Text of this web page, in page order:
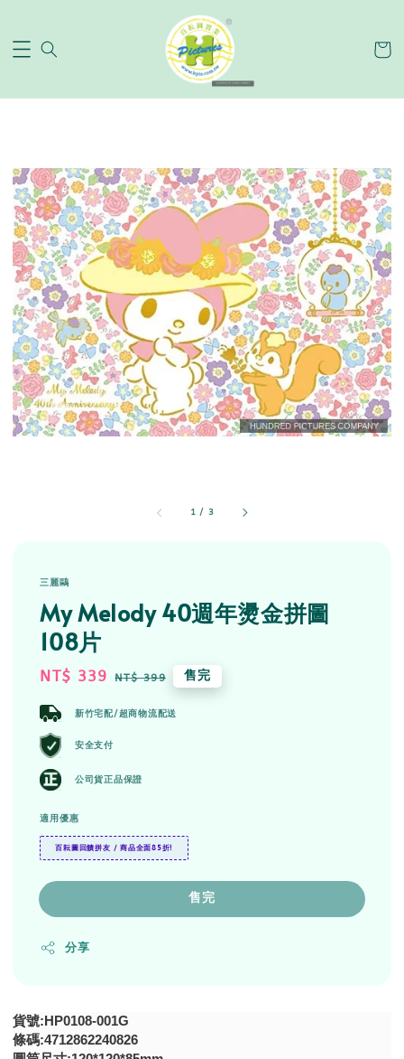
1 / 3
三麗鷗
My Melody 40週年燙金拼圖
108片
Sale
NT$ 339 Regular
NT$ 399 售完
新竹宅配/超商物流配送
安全支付
公司貨正品保證
適用優惠
百耘圖回饋拼友 / 商品全面85折!
售完
分享
貨號:HP0108-001G
條碼:4712862240826